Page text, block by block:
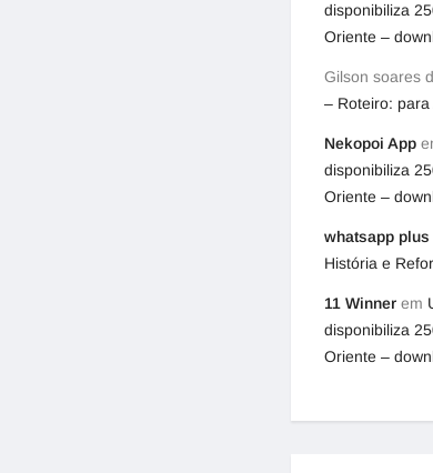
disponibiliza
Oriente –
Gilson soares
– Roteiro:
Nekopoi App
disponibiliza
Oriente –
whatsapp plus
História e
11 Winner em
disponibiliza
Oriente –